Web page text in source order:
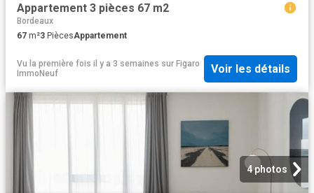
Appartement 3 pièces 67 m2
Bordeaux
67 m²3 PiècesAppartement
Vu la première fois il y a 3 semaines sur Figaro
ImmoNeuf
Voir les détails
4 photos